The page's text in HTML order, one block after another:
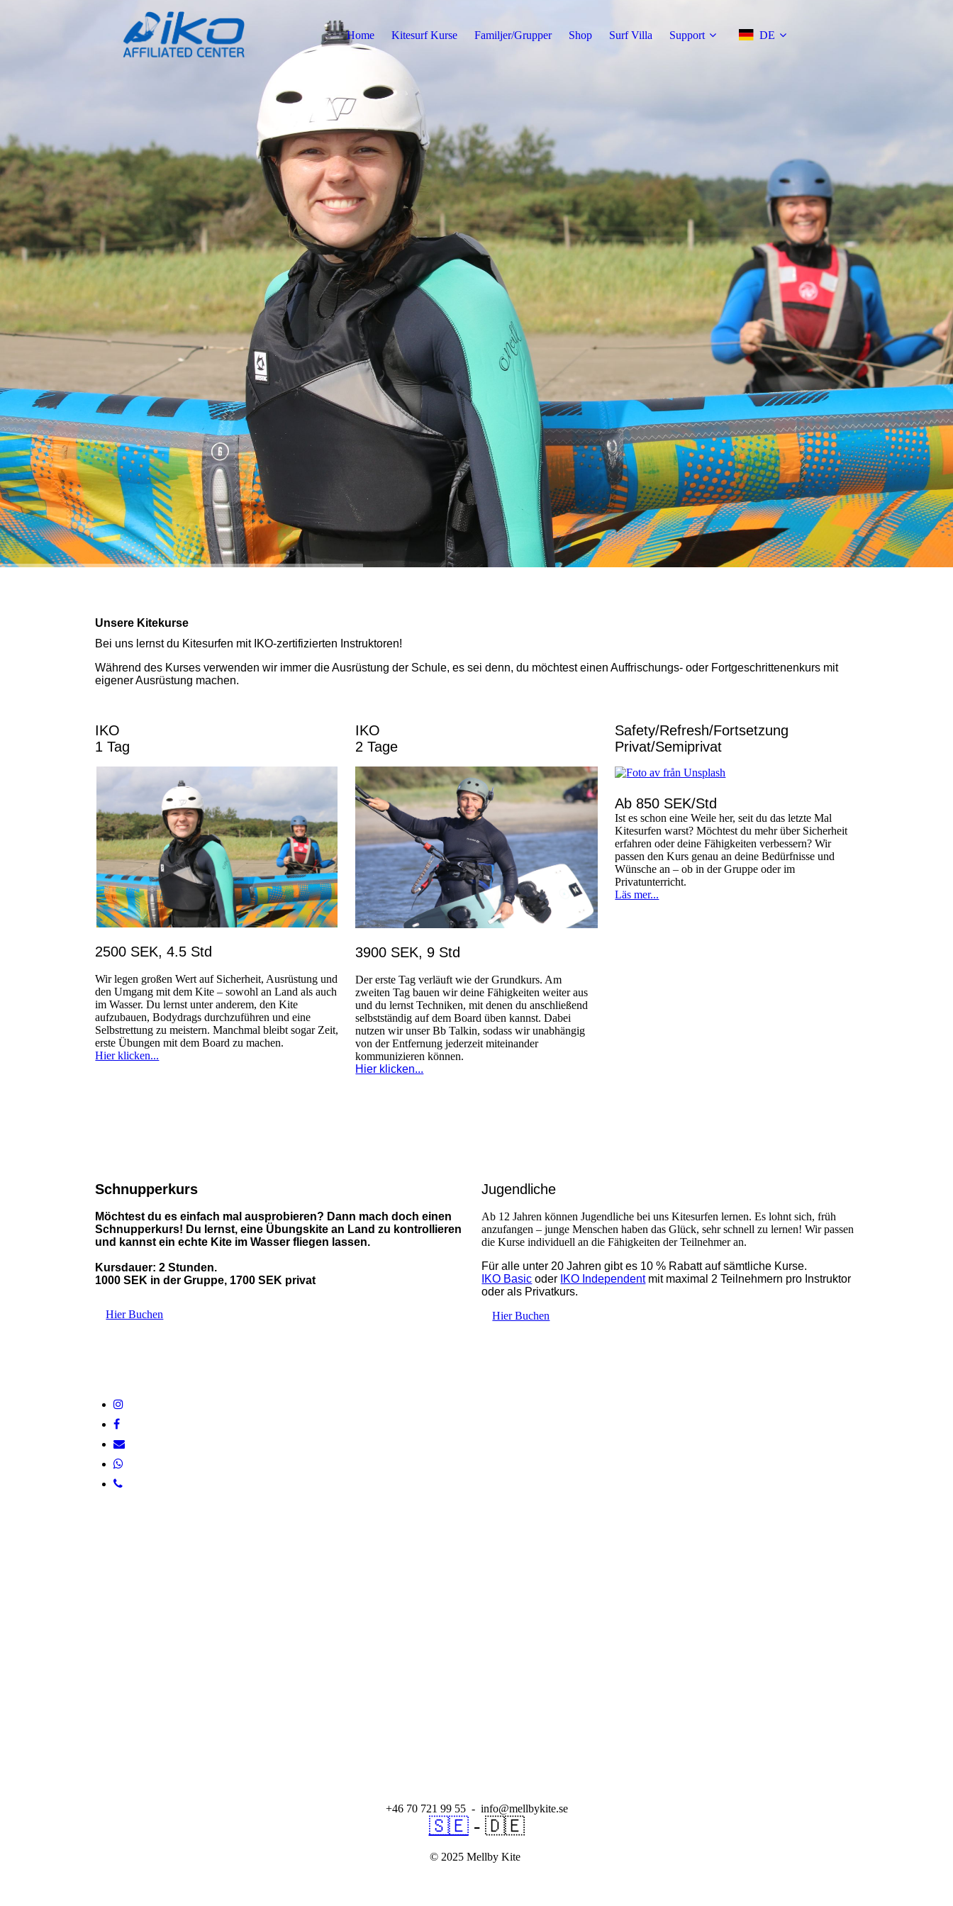
Home Kitesurf Kurse Familjer/Grupper Shop Surf Villa Support DE
Unsere Kitekurse
Bei uns lernst du Kitesurfen mit IKO-zertifizierten Instruktoren!
Während des Kurses verwenden wir immer die Ausrüstung der Schule, es sei denn, du möchtest einen Auffrischungs- oder Fortgeschrittenenkurs mit
eigener Ausrüstung machen.
IKO
1 Tag
2500 SEK, 4.5 Std
Wir legen großen Wert auf Sicherheit, Ausrüstung und
den Umgang mit dem Kite – sowohl an Land als auch
im Wasser. Du lernst unter anderem, den Kite
aufzubauen, Bodydrags durchzuführen und eine
Selbstrettung zu meistern. Manchmal bleibt sogar Zeit,
erste Übungen mit dem Board zu machen.
Hier klicken...
IKO
2 Tage
3900 SEK, 9 Std
Der erste Tag verläuft wie der Grundkurs. Am
zweiten Tag bauen wir deine Fähigkeiten weiter aus
und du lernst Techniken, mit denen du anschließend
selbstständig auf dem Board üben kannst. Dabei
nutzen wir unser Bb Talkin, sodass wir unabhängig
von der Entfernung jederzeit miteinander
kommunizieren können.
Hier klicken...
Safety/Refresh/Fortsetzung
Privat/Semiprivat
Ab 850 SEK/Std
Ist es schon eine Weile her, seit du das letzte Mal
Kitesurfen warst? Möchtest du mehr über Sicherheit
erfahren oder deine Fähigkeiten verbessern? Wir
passen den Kurs genau an deine Bedürfnisse und
Wünsche an – ob in der Gruppe oder im
Privatunterricht.
Läs mer...
Schnupperkurs
Möchtest du es einfach mal ausprobieren? Dann mach doch einen
Schnupperkurs! Du lernst, eine Übungskite an Land zu kontrollieren
und kannst ein echte Kite im Wasser fliegen lassen.
Kursdauer: 2 Stunden.
1000 SEK in der Gruppe, 1700 SEK privat
Hier Buchen
Jugendliche
Ab 12 Jahren können Jugendliche bei uns Kitesurfen lernen. Es lohnt sich, früh
anzufangen – junge Menschen haben das Glück, sehr schnell zu lernen! Wir passen
die Kurse individuell an die Fähigkeiten der Teilnehmer an.
Für alle unter 20 Jahren gibt es 10 % Rabatt auf sämtliche Kurse.
IKO Basic oder IKO Independentmit maximal 2 Teilnehmern pro Instruktor
oder als Privatkurs.
Hier Buchen
+46 70 721 99 55 - info@mellbykite.se
🇸🇪- 🇩🇪
© 2025 Mellby Kite